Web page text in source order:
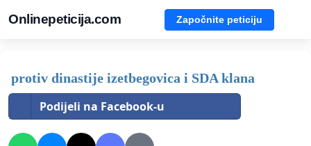
Onlinepeticija.com Započnite peticiju
protiv dinastije izetbegovica i SDA klana
Podijeli na Facebook-u